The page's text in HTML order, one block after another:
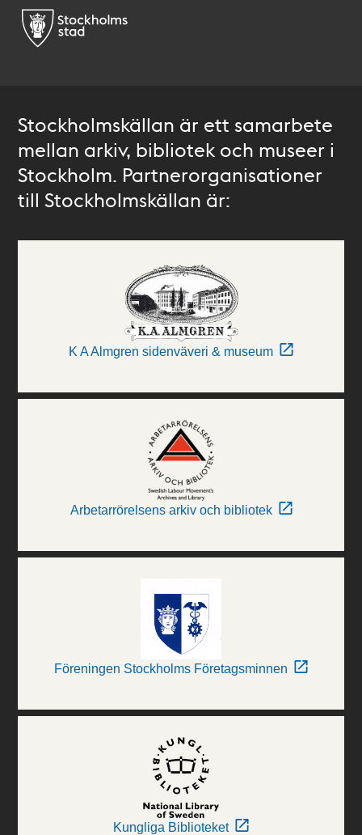
Stockholmskällan är ett samarbete
mellan arkiv, bibliotek och museer i
Stockholm. Partnerorganisationer
till Stockholmskällan är:
K A Almgren sidenväveri & museum
Arbetarrörelsens arkiv och bibliotek
Föreningen Stockholms Företagsminnen
Kungliga Biblioteket